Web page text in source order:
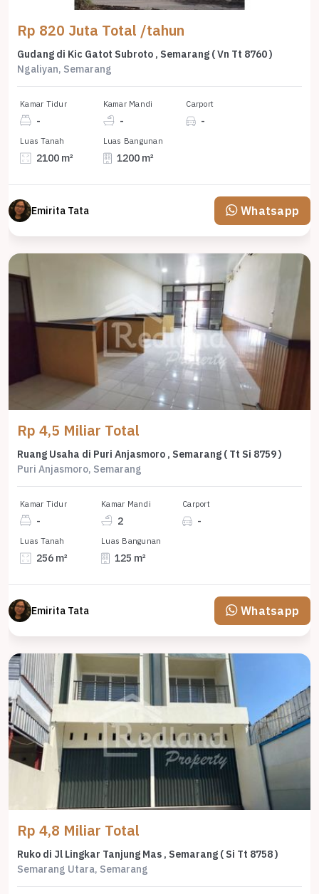
Rp 820 Juta Total /tahun
Gudang di Kic Gatot Subroto , Semarang ( Vn Tt 8760 )
Ngaliyan, Semarang
Kamar Tidur
-
Kamar Mandi
-
Carport
-
Luas Tanah
2100 m²
Luas Bangunan
1200 m²
Emirita Tata Whatsapp
Rp 4,5 Miliar Total
Ruang Usaha di Puri Anjasmoro , Semarang ( Tt Si 8759 )
Puri Anjasmoro, Semarang
Kamar Tidur
-
Kamar Mandi
2
Carport
-
Luas Tanah
256 m²
Luas Bangunan
125 m²
Emirita Tata Whatsapp
Rp 4,8 Miliar Total
Ruko di Jl Lingkar Tanjung Mas , Semarang ( Si Tt 8758 )
Semarang Utara, Semarang